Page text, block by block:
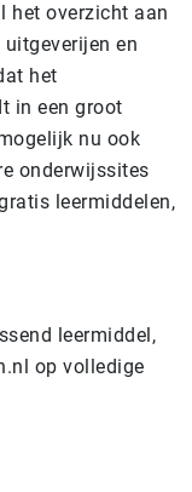
het overzicht aan
en
het
in een groot
nu ook
onderwijssites
leermiddelen,
leermiddel,
op volledige